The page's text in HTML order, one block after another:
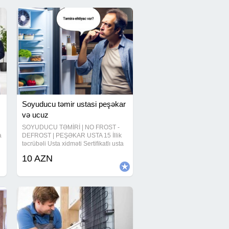
Soyuducu təmir ustasi peşəkar
və ucuz
SOYUDUCU TƏMİRİ | NO FROST -
DEFROST | PEŞƏKAR USTA 15 İllik
təcrübəli Usta xidməti Sertifikatlı usta
Görülən işlərə Rəsmi Zəmanət!
edilməsi Azərbaycan
10 AZN